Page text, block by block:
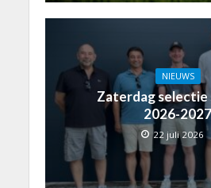
NIEUWS
Zaterdag selectie
2026-2027
22 juli 2026